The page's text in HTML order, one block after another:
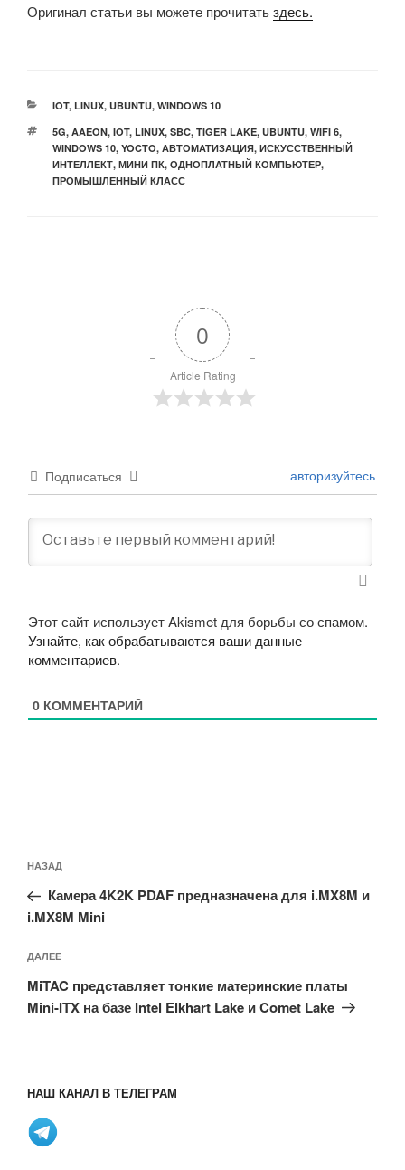
Оригинал статьи вы можете прочитатьздесь.
РУБРИКИ
IOT, LINUX, UBUNTU, WINDOWS 10
МЕТКИ
5G, AAEON, IOT, LINUX, SBC, TIGER LAKE, UBUNTU, WIFI 6,
WINDOWS 10, YOCTO, АВТОМАТИЗАЦИЯ, ИСКУССТВЕННЫЙ
ИНТЕЛЛЕКТ, МИНИ ПК, ОДНОПЛАТНЫЙ КОМПЬЮТЕР,
ПРОМЫШЛЕННЫЙ КЛАСС
0
Article Rating
Подписаться авторизуйтесь
Этот сайт использует Akismet для борьбы со спамом.
Узнайте, как обрабатываются ваши данные
комментариев.
0 КОММЕНТАРИЙ
по
записям
Предыдущая
запись:
НАЗАД
Камера 4K2K PDAF предназначена для i.MX8M и
i.MX8M Mini
Следующая
запись
ДАЛЕЕ
MiTAC представляет тонкие материнские платы
Mini-ITX на базе Intel Elkhart Lake и Comet Lake
НАШ КАНАЛ В ТЕЛЕГРАМ